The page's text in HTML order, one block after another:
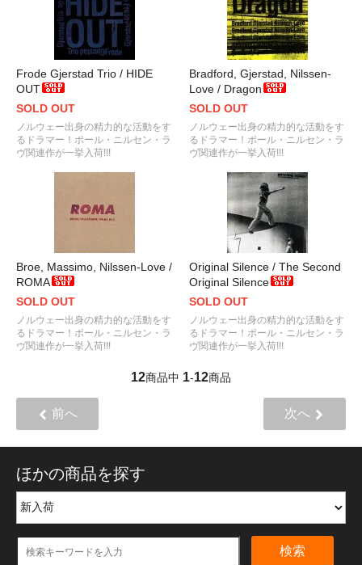
Frode Gjerstad Trio / HIDE
OUT
SOLD OUT
ノルウェー出身の精力的な活動をす
るドラマー！ポール・ニルセン・ラ
ヴ関連作が一挙入荷!!!
Bradford, Gjerstad, Nilssen-
Love / Dragon
SOLD OUT
ノルウェー出身の精力的な活動をす
るドラマー！ポール・ニルセン・ラ
ヴ関連作が一挙入荷!!!
Broe, Massimo, Nilssen-Love /
ROMA
SOLD OUT
ノルウェー出身の精力的な活動をす
るドラマー！ポール・ニルセン・ラ
ヴ関連作が一挙入荷!!!
Original Silence / The Second
Original Silence
SOLD OUT
ノルウェー出身の精力的な活動をす
るドラマー！ポール・ニルセン・ラ
ヴ関連作が一挙入荷!!!
12商品中 1-12商品
前へ 次へ
ほかの商品を探す
検索